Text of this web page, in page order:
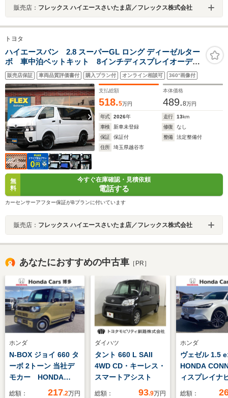
販売店： フレックス ハイエースさいたま店／フレックス株式会社
トヨタ
ハイエースバン 2.8 スーパーGL ロング ディーゼルター
ボ 車中泊ベットキット 8インチディスプレイオーディ
オ ビルトインETC2.0 ヘッドライトインナーブラック
塗装 メッキパーツマットブラック塗装 レーダークル
ーズ TSS3.0 デジタルインナーミラー
販売店保証 車両品質評価書付 購入プラン付 オンライン相談可 360°画像付
支払総額
518.5万円
本体価格
489.8万円
年式 2026年 走行 13km
車検
新車未登録 修復
なし
保証
保証付 整備
法定整備付
住所
埼玉県越谷市
無
料
今すぐ在庫確認・見積依頼
電話する
カーセンサーアフター保証がBプランに付いています
販売店： フレックス ハイエースさいたま店／フレックス株式会社
あなたにおすすめの中古車 ［PR］
ホンダ
N-BOX ジョイ 660 タ
ーボ 2トーン 当社デ
モカー HONDA
CONNECTナビゲーシ
総額： 217.2万円
ダイハツ
タント 660 L SAII
4WD CD・キーレス・
スマートアシスト
総額： 93.9万円
ホンダ
ヴェゼル 1.5
HONDA
ィスプレイナ
ョン
総額：